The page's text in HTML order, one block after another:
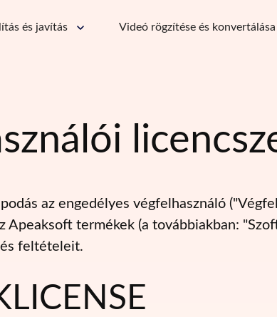
és javítás Videó rögzítése és konvertálása
az engedélyes végfelhasználó
termékek (a továbbiakban:
feltételeit.